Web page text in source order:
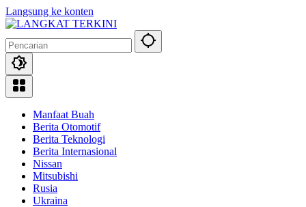
Langsung ke konten
Manfaat Buah
Berita Otomotif
Berita Teknologi
Berita Internasional
Nissan
Mitsubishi
Rusia
Ukraina